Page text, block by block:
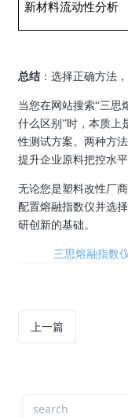
新材料流动性分析
总结 ：选择正确方法
当您在网站搜索“三思
什么区别”时，本质上
性测试方案。两种方
提升企业原料把控水
无论您是塑料改性厂
配置熔融指数仪并选
研创新的基础。
三思熔融指数
上一篇